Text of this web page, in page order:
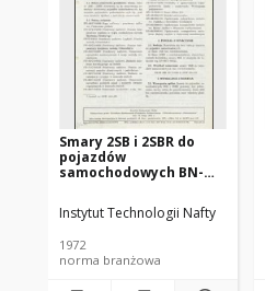
Smary 2SB i 2SBR do
pojazdów
samochodowych BN-
Instytut Technologii Nafty
1972
norma branżowa